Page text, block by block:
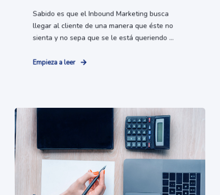
Sabido es que el Inbound Marketing busca
llegar al cliente de una manera que éste no
sienta y no sepa que se le está queriendo ...
Empieza a leer